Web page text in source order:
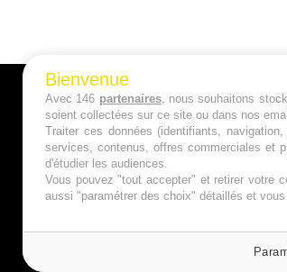
A PROPOS
Qui sommes
Mentions
Politique de
Bienvenue
Avec 146 partenaires, nous souhaitons
soient collectées sur ce site ou dans nos
Traiter ces données (identifiants,
services, contenus, offres commerciales et
d'étudier les audiences.
Vous pouvez "tout accepter" et retirer votre
aussi "paramétrer des choix" détaillés et